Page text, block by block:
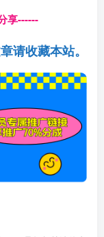
享------
请收藏本站。